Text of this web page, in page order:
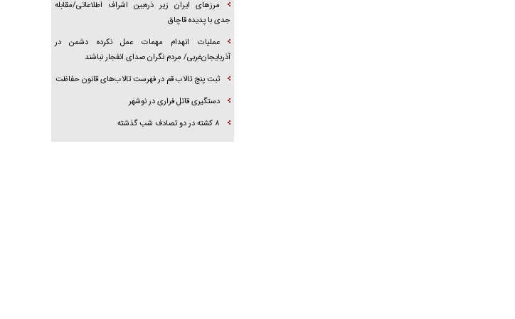
مرز‌های ایران زیر ذره‌بین اشراف اطلاعاتی/مقابله
جدی با پدیده قاچاق
عملیات انهدام مهمات عمل نکرده دشمن در
آذربایجان‌غربی/ مردم نگران صدای انفجار نباشند
ثبت پنج تالاب قم در فهرست تالاب‌های قانون حفاظت
دستگیری قاتل فراری در نوشهر
۸ کشته در دو تصادف شب گذشته